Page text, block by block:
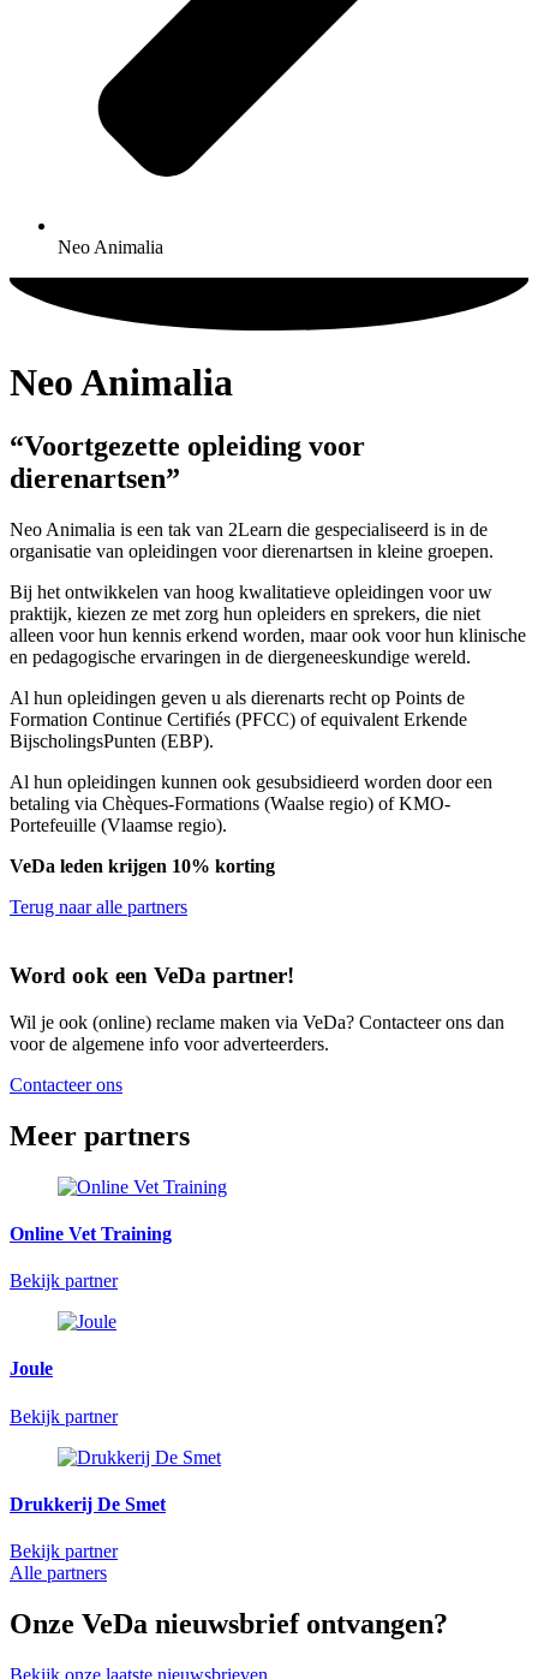
Neo Animalia
Neo Animalia
“Voortgezette opleiding voor
dierenartsen”
Neo Animalia is een tak van 2Learn die gespecialiseerd is in de
organisatie van opleidingen voor dierenartsen in kleine groepen.
Bij het ontwikkelen van hoog kwalitatieve opleidingen voor uw
praktijk, kiezen ze met zorg hun opleiders en sprekers, die niet
alleen voor hun kennis erkend worden, maar ook voor hun klinische
en pedagogische ervaringen in de diergeneeskundige wereld.
Al hun opleidingen geven u als dierenarts recht op Points de
Formation Continue Certifiés (PFCC) of equivalent Erkende
BijscholingsPunten (EBP).
Al hun opleidingen kunnen ook gesubsidieerd worden door een
betaling via Chèques-Formations (Waalse regio) of KMO-
Portefeuille (Vlaamse regio).
VeDa leden krijgen 10% korting
Terug naar alle partners
Word ook een VeDa partner!
Wil je ook (online) reclame maken via VeDa? Contacteer ons dan
voor de algemene info voor adverteerders.
Contacteer ons
Meer partners
Online Vet Training
Bekijk partner
Joule
Bekijk partner
Drukkerij De Smet
Bekijk partner
Alle partners
Onze VeDa nieuwsbrief ontvangen?
Bekijk onze laatste nieuwsbrieven